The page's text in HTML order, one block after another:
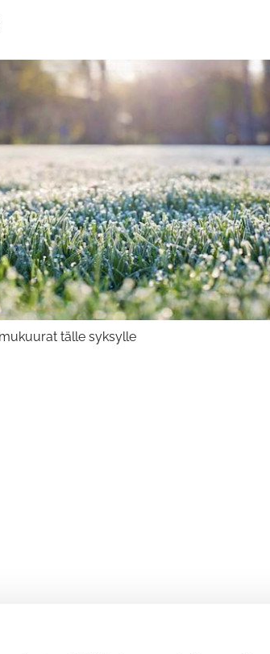
tälle syksylle